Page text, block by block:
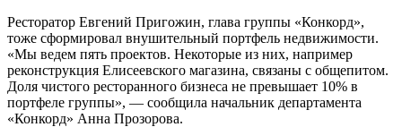
Ресторатор Евгений Пригожин, глава группы «Конкорд»,
тоже сформировал внушительный портфель недвижимости.
«Мы ведем пять проектов. Некоторые из них, например
реконструкция Елисеевского магазина, связаны с общепитом.
Доля чистого ресторанного бизнеса не превышает 10% в
портфеле группы», — сообщила начальник департамента
«Конкорд» Анна Прозорова.